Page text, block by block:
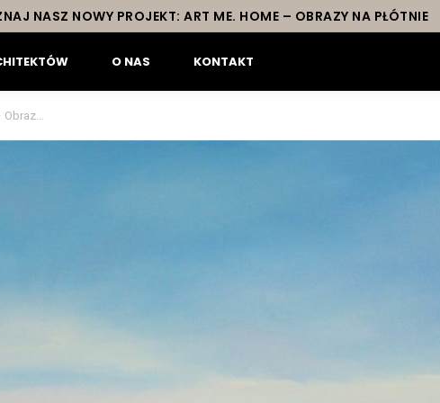
NASZ NOWY PROJEKT: ART ME. HOME – OBRAZY NA PŁÓTNIE
O NAS KONTAKT
Obraz…